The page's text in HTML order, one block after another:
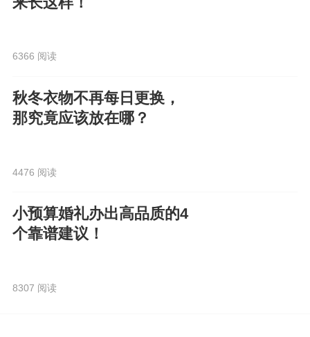
6366 阅读
秋冬衣物不再每日更换，
那究竟应该放在哪？
4476 阅读
小预算婚礼办出高品质的4
个靠谱建议！
8307 阅读